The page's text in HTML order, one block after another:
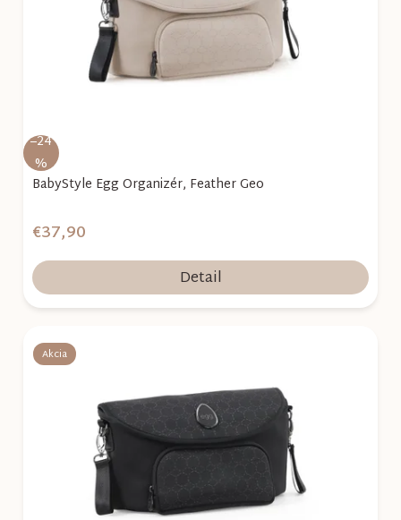
–24
%
BabyStyle Egg Organizér, Feather Geo
€37,90
Detail
Akcia